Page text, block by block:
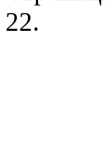
22.